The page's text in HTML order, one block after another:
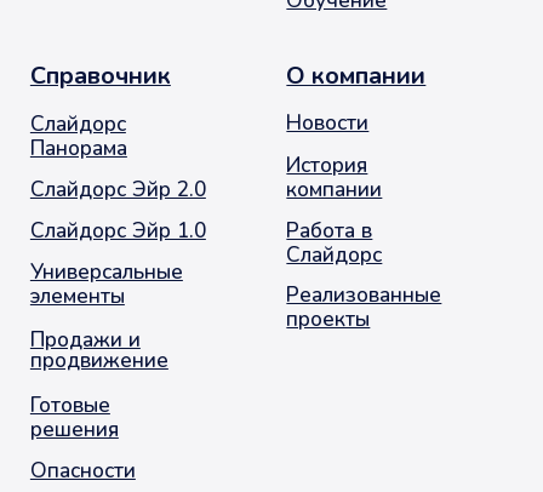
© 2001-2026. Москва. Оконное Продвижение
остекление балконов и лоджий
Политика обработки персональных данных